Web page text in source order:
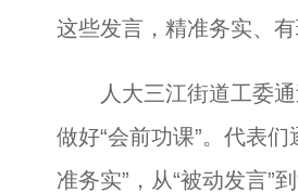
这些发言，精准务实、
人大三江街道工委通
做好“会前功课”。代表
准务实”，从“被动发言”